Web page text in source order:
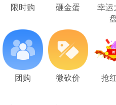
限时购 砸金蛋
幸运
团购 微砍价 抢
阳澄湖大闸蟹特价优惠
苏州太湖新鲜鸡米头上